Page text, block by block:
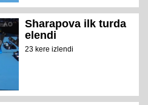
Sharapova ilk turda
elendi
23 kere izlendi